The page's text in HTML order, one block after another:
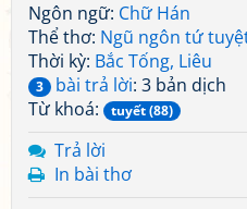
Ngôn ngữ: Chữ Hán
Thể thơ: Ngũ ngôn tứ
Thời kỳ: Bắc Tống, Liêu
3 bài trả lời: 3 bản dịch
Từ khoá:
tuyết (88)
Trả lời
In bài thơ